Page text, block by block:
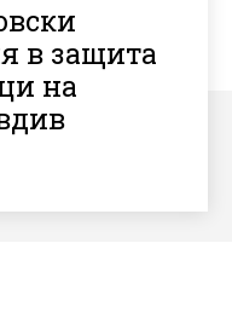
в защита
на